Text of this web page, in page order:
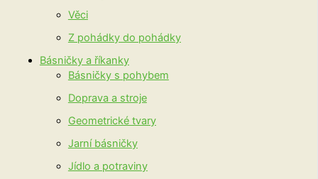
Věci
Z pohádky do pohádky
Básničky a říkanky
Básničky s pohybem
Doprava a stroje
Geometrické tvary
Jarní básničky
Jídlo a potraviny